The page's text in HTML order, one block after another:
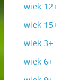
wiek 12+
wiek 15+
wiek 3+
wiek 6+